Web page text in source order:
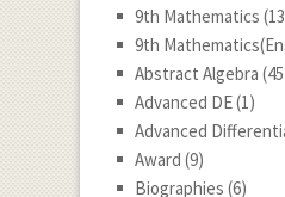
9th Mathematics
9th
Abstract Algebra
Advanced DE(1)
Advanced
Award (9)
Biographies (6)